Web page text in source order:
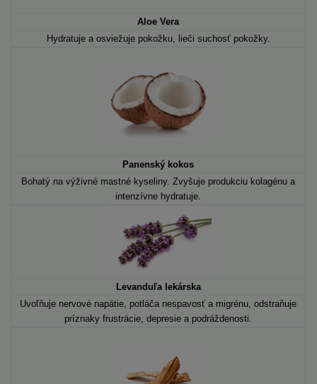
Aloe Vera
Hydratuje a osviežuje pokožku, lieči suchosť pokožky.
Panenský kokos
Bohatý na výživné mastné kyseliny. Zvyšuje produkciu kolagénu a
intenzívne hydratuje.
Levanduľa lekárska
Uvoľňuje nervové napätie, potláča nespavosť a migrénu, odstraňuje
príznaky frustrácie, depresie a podráždenosti.